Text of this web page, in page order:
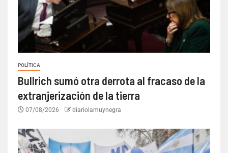
POLÍTICA
Bullrich sumó otra derrota al fracaso de la
extranjerización de la tierra
07/08/2026 diariolamuynegra